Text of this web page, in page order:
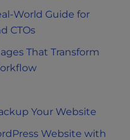
World Guide for
CTOs
That Transform
Your Website
Website with